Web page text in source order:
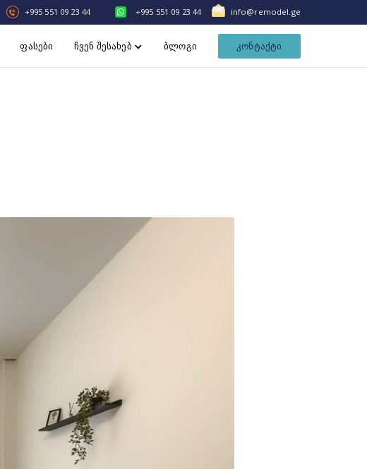
+995 551 09 23 44 +995 551 09 23 44 info@remodel.ge
ფასები ჩვენ შესახებ ბლოგი კონტაქტი